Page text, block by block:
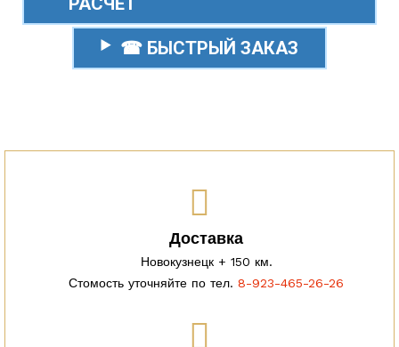
☎ БЫСТРЫЙ ЗАКАЗ
Доставка
Новокузнецк + 150 км.
Стомость уточняйте по тел. 8-923-465-26-26